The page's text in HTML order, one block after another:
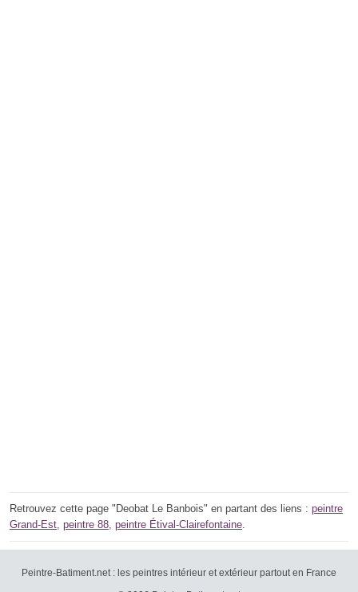
Retrouvez cette page "Deobat Le Banbois" en partant des liens : peintre
Grand-Est, peintre 88, peintre Étival-Clairefontaine.
Peintre-Batiment.net : les peintres intérieur et extérieur partout en France